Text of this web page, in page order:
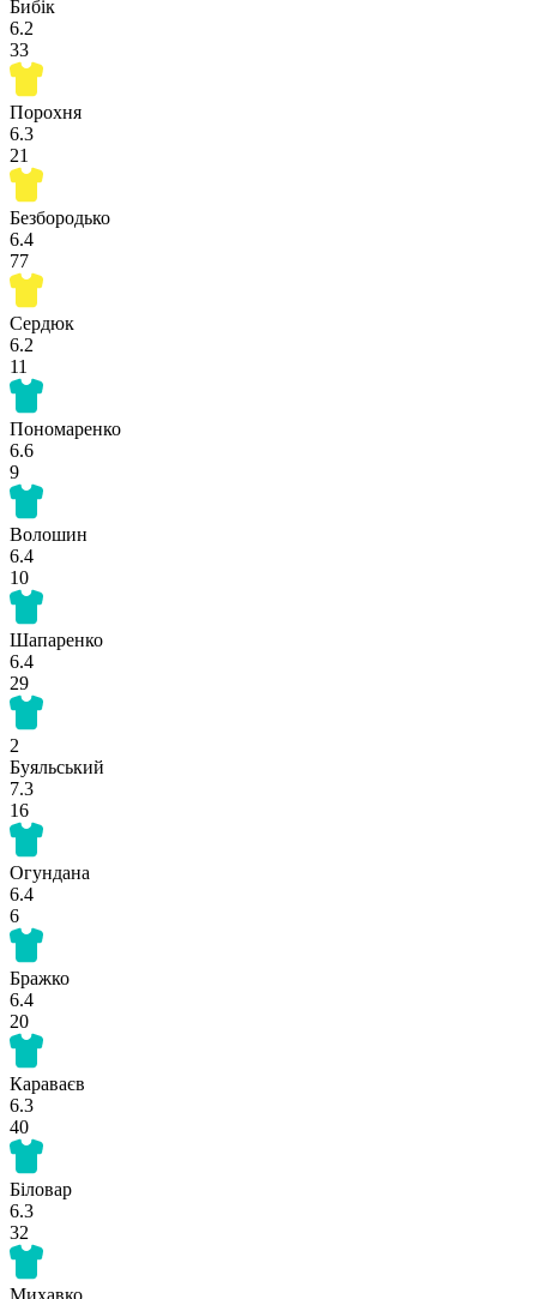
Бибік
6.2
33
Порохня
6.3
21
Безбородько
6.4
77
Сердюк
6.2
11
Пономаренко
6.6
9
Волошин
6.4
10
Шапаренко
6.4
29
2
Буяльський
7.3
16
Огундана
6.4
6
Бражко
6.4
20
Караваєв
6.3
40
Біловар
6.3
32